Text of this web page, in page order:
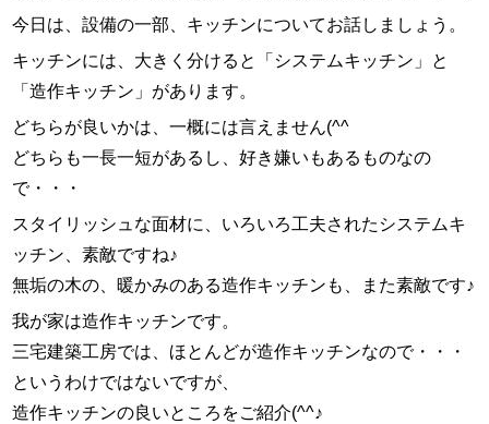
スタッフ紹介
お問い合わせ
今日は、設備の一部、キッチンについてお話しましょう。
キッチンには、大きく分けると「システムキッチン」と
「造作キッチン」があります。
どちらが良いかは、一概には言えません(^^ゞ
どちらも一長一短があるし、好き嫌いもあるものなの
で・・・
スタイリッシュな面材に、いろいろ工夫されたシステムキ
ッチン、素敵ですね♪
無垢の木の、暖かみのある造作キッチンも、また素敵です♪
我が家は造作キッチンです。
三宅建築工房では、ほとんどが造作キッチンなので・・・
というわけではないですが、
造作キッチンの良いところをご紹介(^^♪